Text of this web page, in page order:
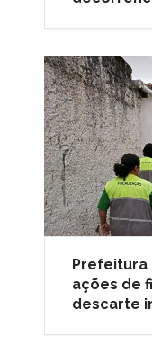
Prefeitura
ações de
descarte